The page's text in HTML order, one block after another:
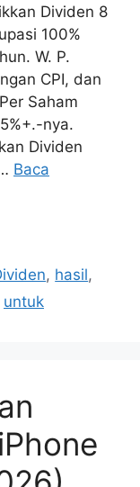
Dividen 8
100%
W. P.
CPI, dan
Saham
nya.
Dividen
Baca
, hasil,
untuk